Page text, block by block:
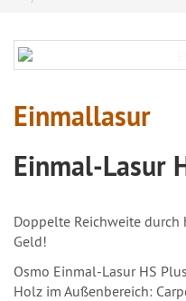
Einmallasur
Einmal-Lasur
Doppelte Reichweite
Geld!
Osmo Einmal-Lasur HS
Holz im Außenbereich: